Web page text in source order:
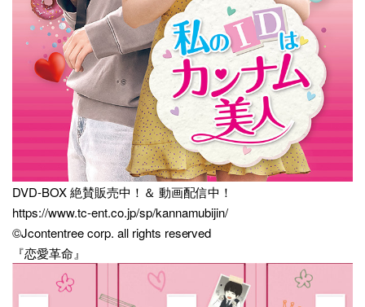
DVD-BOX 絶賛販売中！＆ 動画配信中！
https://www.tc-ent.co.jp/sp/kannamubijin/
©Jcontentree corp. all rights reserved
『恋愛革命』